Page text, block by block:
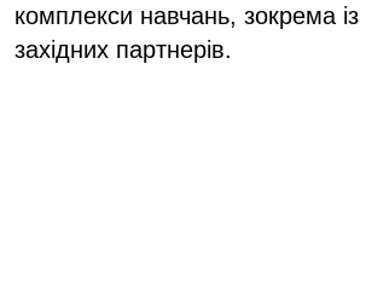
комплекси навчань, зокрема
західних партнерів.